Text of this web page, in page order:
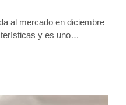
al mercado en diciembre
y es uno…